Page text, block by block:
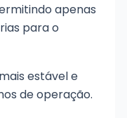
apenas
para o
estável e
de operação.